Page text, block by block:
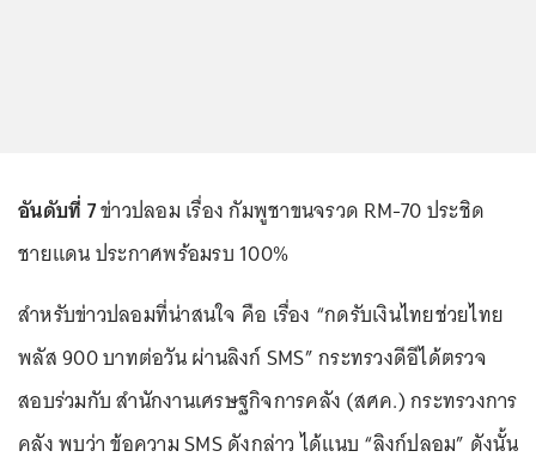
อันดับที่ 7ข่าวปลอม เรื่อง กัมพูชาขนจรวด RM-70 ประชิด
ชายแดน ประกาศพร้อมรบ 100%
สำหรับข่าวปลอมที่น่าสนใจ คือ เรื่อง “กดรับเงินไทยช่วยไทย
พลัส 900 บาทต่อวัน ผ่านลิงก์ SMS” กระทรวงดีอีได้ตรวจ
สอบร่วมกับ สำนักงานเศรษฐกิจการคลัง (สศค.) กระทรวงการ
คลัง พบว่า ข้อความ SMS ดังกล่าว ได้แนบ “ลิงก์ปลอม” ดังนั้น